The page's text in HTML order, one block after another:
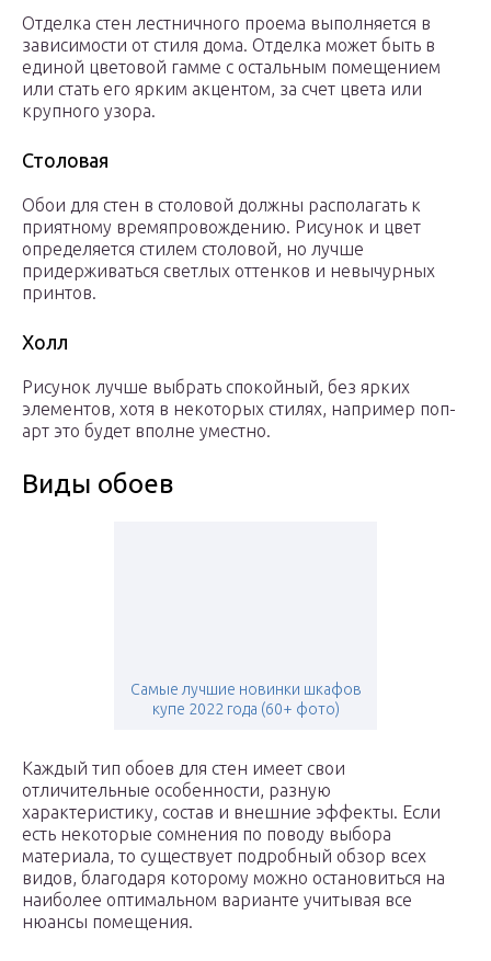
Отделка стен лестничного проема выполняется в
зависимости от стиля дома. Отделка может быть в
единой цветовой гамме с остальным помещением
или стать его ярким акцентом, за счет цвета или
крупного узора.
Столовая
Обои для стен в столовой должны располагать к
приятному времяпровождению. Рисунок и цвет
определяется стилем столовой, но лучше
придерживаться светлых оттенков и невычурных
принтов.
Холл
Рисунок лучше выбрать спокойный, без ярких
элементов, хотя в некоторых стилях, например поп-
арт это будет вполне уместно.
Виды обоев
Самые лучшие новинки шкафов
купе 2022 года (60+ фото)
Каждый тип обоев для стен имеет свои
отличительные особенности, разную
характеристику, состав и внешние эффекты. Если
есть некоторые сомнения по поводу выбора
материала, то существует подробный обзор всех
видов, благодаря которому можно остановиться на
наиболее оптимальном варианте учитывая все
нюансы помещения.